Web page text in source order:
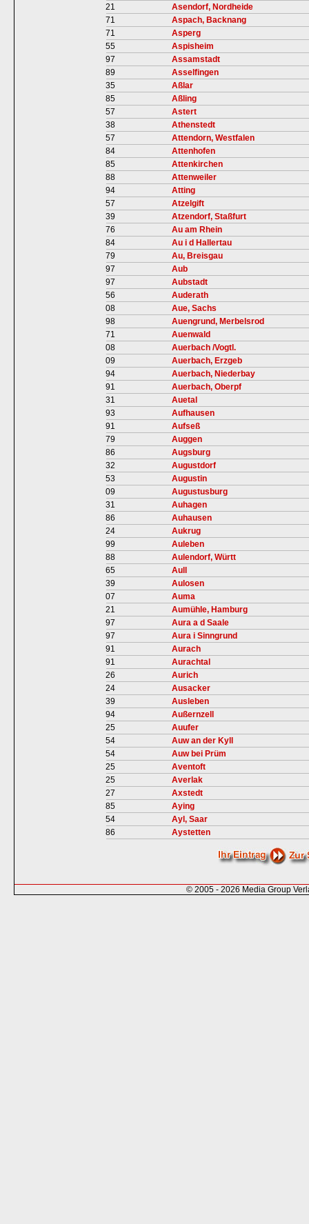
21
Asendorf, Nordheide
71
Aspach, Backnang
71
Asperg
55
Aspisheim
97
Assamstadt
89
Asselfingen
35
Aßlar
85
Aßling
57
Astert
38
Athenstedt
57
Attendorn, Westfalen
84
Attenhofen
85
Attenkirchen
88
Attenweiler
94
Atting
57
Atzelgift
39
Atzendorf, Staßfurt
76
Au am Rhein
84
Au i d Hallertau
79
Au, Breisgau
97
Aub
97
Aubstadt
56
Auderath
08
Aue, Sachs
98
Auengrund, Merbelsrod
71
Auenwald
08
Auerbach /Vogtl.
09
Auerbach, Erzgeb
94
Auerbach, Niederbay
91
Auerbach, Oberpf
31
Auetal
93
Aufhausen
91
Aufseß
79
Auggen
86
Augsburg
32
Augustdorf
53
Augustin
09
Augustusburg
31
Auhagen
86
Auhausen
24
Aukrug
99
Auleben
88
Aulendorf, Württ
65
Aull
39
Aulosen
07
Auma
21
Aumühle, Hamburg
97
Aura a d Saale
97
Aura i Sinngrund
91
Aurach
91
Aurachtal
26
Aurich
24
Ausacker
39
Ausleben
94
Außernzell
25
Auufer
54
Auw an der Kyll
54
Auw bei Prüm
25
Aventoft
25
Averlak
27
Axstedt
85
Aying
54
Ayl, Saar
86
Aystetten
© 2005 - 2026 Media Group